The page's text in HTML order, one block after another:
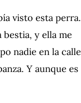
visto esta perra.
y ella me
nadie en la calle
Y aunque es